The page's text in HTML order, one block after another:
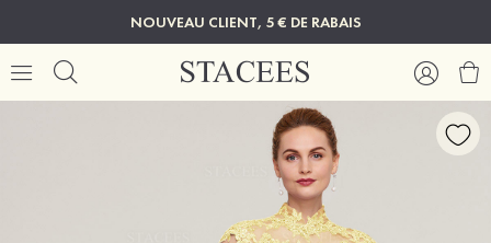
NOUVEAU CLIENT, 5 € DE RABAIS